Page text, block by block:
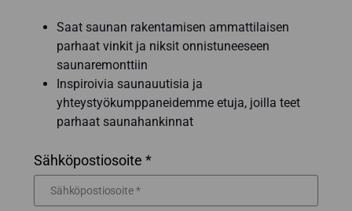
Saat saunan rakentamisen ammattilaisen
parhaat vinkit ja niksit onnistuneeseen
saunaremonttiin
Inspiroivia saunauutisia ja
yhteystyökumppaneidemme etuja, joilla teet
parhaat saunahankinnat
Sähköpostiosoite *